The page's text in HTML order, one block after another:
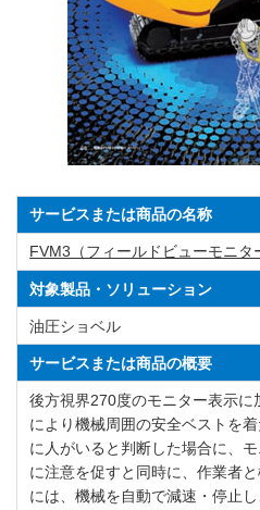
サービスまたは商品の名称
FVM3（フィールドビューモニタ
対象製品・ソリューション
油圧ショベル
サービスまたは商品の概要
後方視界270度のモニター表示
により機械周囲の安全ベストを
に人がいると判断した場合に、
に注意を促すと同時に、作業者
には、機械を自動で減速・停止